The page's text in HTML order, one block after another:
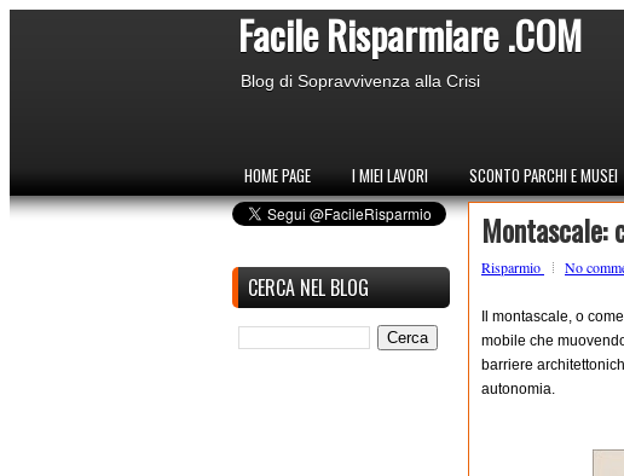
Facile Risparmiare .COM
Blog di Sopravvivenza alla Crisi
HOME PAGE I MIEI LAVORI SCONTO PARCHI E MUSEI
CERCA NEL BLOG
Risparmio No
Il montascale, o
mobile che
barriere
autonomia.